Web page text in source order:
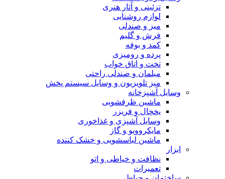
تزئینی و آثار هنری
لوازم روشنایی
میز و صندلی
فرش و گلیم
کمد و بوفه
پرده و رومیزی
تخت و اتاق خواب
مبلمان و صندلی راحتی
میز تلویزیون و وسایل سیستم پخش
وسایل آشپزخانه
ماشین ظرفشویی
یخچال و فریزر
وسایل آشپزی و غذاخوری
مایکروویو و گاز
ماشین لباسشویی و خشک کننده
ابزار
نظافت و خیاطی و اتو
تعمیرات